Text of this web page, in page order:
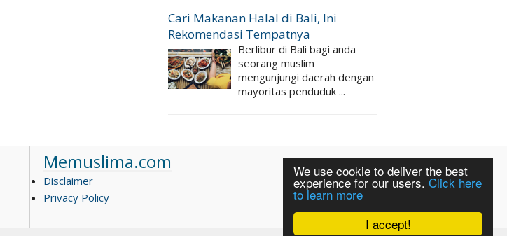
I accept!
We use cookie to deliver the best
experience for our users. Click here
to learn more
Cari Makanan Halal di Bali, Ini
Rekomendasi Tempatnya
Berlibur di Bali bagi anda
seorang muslim
mengunjungi daerah dengan
mayoritas penduduk ...
Memuslima.com
Disclaimer
Privacy Policy